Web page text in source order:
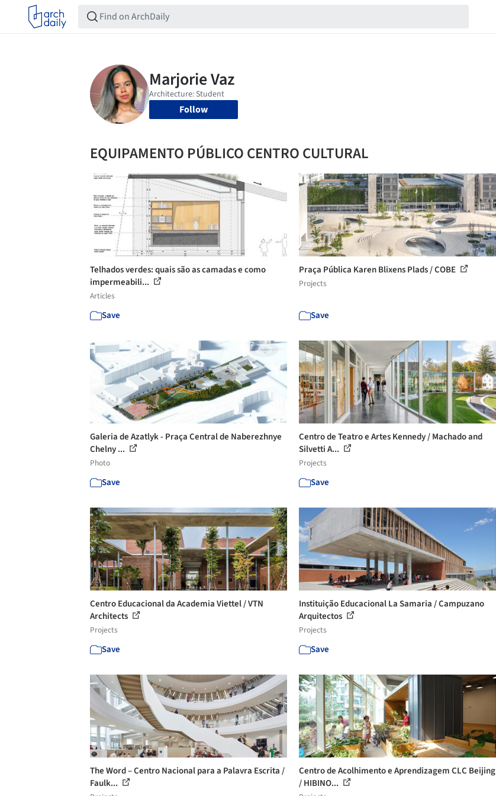
Follow
EQUIPAMENTO PÚBLICO CENTRO CULTURAL
Telhados verdes: quais são as camadas e como
impermeabili...
Articles
Save
Praça Pública Karen Blixens Plads / COBE
Projects
Save
Galeria de Azatlyk - Praça Central de Naberezhnye
Chelny ...
Photo
Save
Centro de Teatro e Artes Kennedy / Machado and
Silvetti A...
Projects
Save
Centro Educacional da Academia Viettel / VTN
Architects
Projects
Save
Instituição Educacional La Samaria / Campuzano
Arquitectos
Projects
Save
The Word – Centro Nacional para a Palavra Escrita /
Faulk...
Centro de Acolhimento e Aprendizagem CLC Beijing
/ HIBINO...